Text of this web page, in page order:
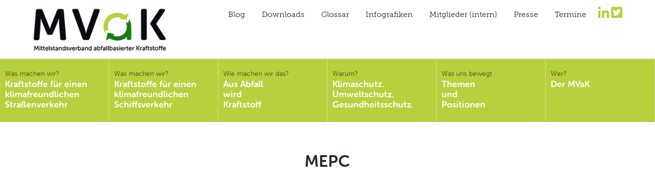
Mittelstandsverband
abfallbasierter
Kraftstoffe e.V.
MVaK
Blog Downloads Glossar Infografiken Mitglieder (intern) Presse Termine
Was machen wir?
Kraftstoffe für einen
klimafreundlichen
Straßenverkehr
Was machen wir?
Kraftstoffe für einen
klimafreundlichen
Schiffsverkehr
Wie machen wir das?
Aus Abfall
wird
Kraftstoff
Warum?
Klimaschutz.
Umweltschutz.
Gesundheitsschutz.
Was uns bewegt
Themen
und
Positionen
Wer?
Der MVaK
Schlagwort:
MEPC